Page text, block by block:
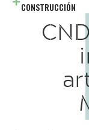
CONSTRUCCIÓN